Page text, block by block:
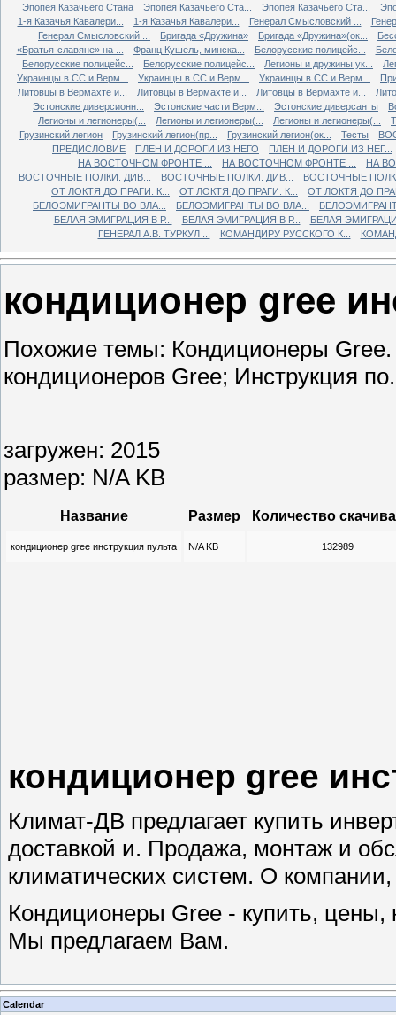
Эпопея Казачьего Стана
Эпопея Казачьего Ста... Эпопея Казачьего Ста...
1-я Казачья Кавалери...
1-я Казачья Кавалери... Генерал Смысловский ...
Генерал Смысловский ...
Бригада «Дружина» Бригада «Дружина»(ок...
«Братья-славяне» на ...
Франц Кушель, минска... Белорусские полицейс...
Белорусские полицейс...
Белорусские полицейс... Легионы и дружины ук...
Украинцы в СС и Верм...
Украинцы в СС и Верм... Украинцы в СС и Верм...
Литовцы в Вермахте и...
Литовцы в Вермахте и... Литовцы в Вермахте и...
Эстонские диверсионн...
Эстонские части Верм... Эстонские диверсанты
Легионы и легионеры(...
Легионы и легионеры(... Легионы и легионеры(...
Грузинский легион
Грузинский легион(пр... Грузинский легион(ок... Тесты
ПРЕДИСЛОВИЕ
ПЛЕН И ДОРОГИ ИЗ НЕГО
ПЛЕН И ДОРОГИ ИЗ НЕГ...
НА ВОСТОЧНОМ ФРОНТЕ ...
НА ВОСТОЧНОМ ФРОНТЕ ...
НА
ВОСТОЧНЫЕ ПОЛКИ. ДИВ...
ВОСТОЧНЫЕ ПОЛКИ. ДИВ...
ВОСТОЧНЫЕ
ОТ ЛОКТЯ ДО ПРАГИ. К...
ОТ ЛОКТЯ ДО ПРАГИ. К...
ОТ ЛОКТЯ ДО
БЕЛОЭМИГРАНТЫ ВО ВЛА...
БЕЛОЭМИГРАНТЫ ВО ВЛА...
БЕЛАЯ ЭМИГРАЦИЯ В Р...
БЕЛАЯ ЭМИГРАЦИЯ В Р...
БЕЛАЯ
ГЕНЕРАЛ А.В. ТУРКУЛ ...
КОМАНДИРУ РУССКОГО К...
кондиционер gree
Похожие темы: Кондиционеры Gree.
кондиционеров Gree; Инструкция по.
загружен: 2015
размер: N/A KB
Название Размер Количество
кондиционер gree инструкция пульта N/A KB 132989
кондиционер gree
Климат-ДВ предлагает купить
доставкой и. Продажа, монтаж и
климатических систем. О компании,
Кондиционеры Gree - купить, цены,
Мы предлагаем Вам.
Calendar